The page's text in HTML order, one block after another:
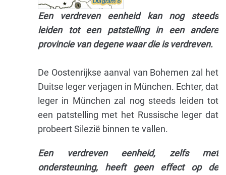
Een verdreven eenheid kan nog steeds
leiden tot een patstelling in een andere
provincie van degene waar die is verdreven.
De Oostenrijkse aanval van Bohemen zal het
Duitse leger verjagen in München. Echter, dat
leger in München zal nog steeds leiden tot
een patstelling met het Russische leger dat
probeert Silezië binnen te vallen.
Een verdreven eenheid, zelfs met
ondersteuning, heeft geen effect op de